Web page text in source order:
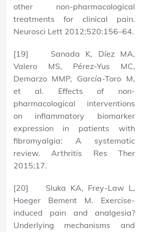
other non-pharmacological
treatments for clinical pain.
Neurosci Lett 2012;520:156–64.
[19] Sanada K, Díez MA,
Valero MS, Pérez-Yus MC,
Demarzo MMP, García-Toro M,
et al. Effects of non-
pharmacological interventions
on inflammatory biomarker
expression in patients with
fibromyalgia: A systematic
review. Arthritis Res Ther
2015;17.
[20] Sluka KA, Frey-Law L,
Hoeger Bement M. Exercise-
induced pain and analgesia?
Underlying mechanisms and